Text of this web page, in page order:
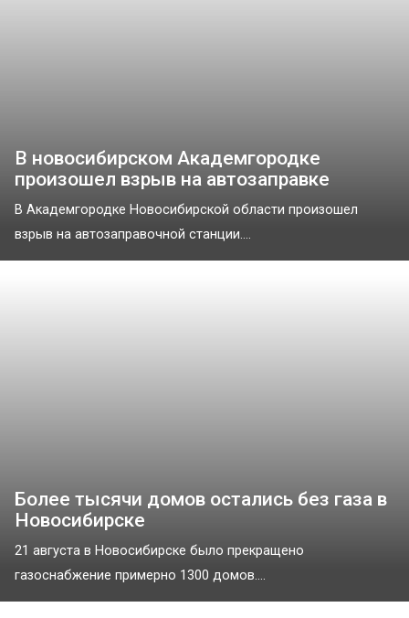
В новосибирском Академгородке
произошел взрыв на автозаправке
В Академгородке Новосибирской области произошел
взрыв на автозаправочной станции....
Более тысячи домов остались без газа в
Новосибирске
21 августа в Новосибирске было прекращено
газоснабжение примерно 1300 домов....